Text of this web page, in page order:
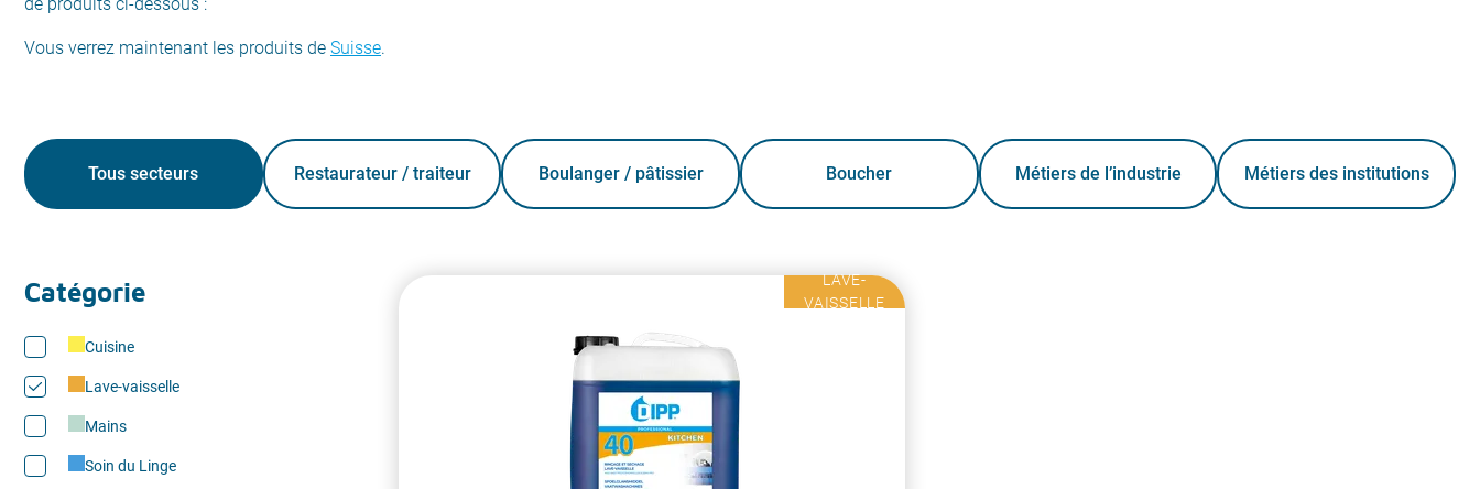
Vous verrez maintenant les produits de Suisse.
Tous secteurs Restaurateur / traiteur Boulanger / pâtissier Boucher Métiers de l’industrie Métiers des institutions
Catégorie
Cuisine
Lave-vaisselle
Mains
Soin du Linge
LAVE-
VAISSELLE